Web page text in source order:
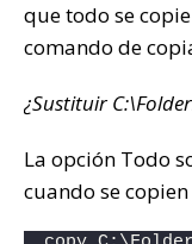
que todo se
comando de
¿Sustituir
La opción Todo
cuando se